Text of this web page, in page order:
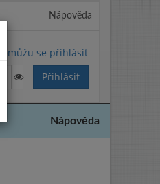
Nápověda
Nemůžu se přihlásit
Nápověda